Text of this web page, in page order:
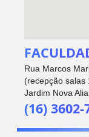
Rua Marcos
(recepção salas
Jardim Nova
(16) 3602-